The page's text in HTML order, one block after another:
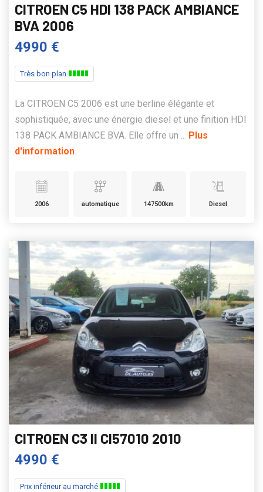
CITROEN C5 HDI 138 PACK AMBIANCE
BVA 2006
4990 €
Très bon plan
La CITROEN C5 2006 est une berline élégante et
sophistiquée, avec une énergie diesel et une finition HDI
138 PACK AMBIANCE BVA. Elle offre un ... Plus
d'information
2006 automatique 147500km Diesel
CITROEN C3 II CI57010 2010
4990 €
Prix inférieur au marché